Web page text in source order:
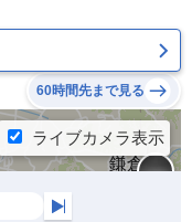
60時間先まで見る